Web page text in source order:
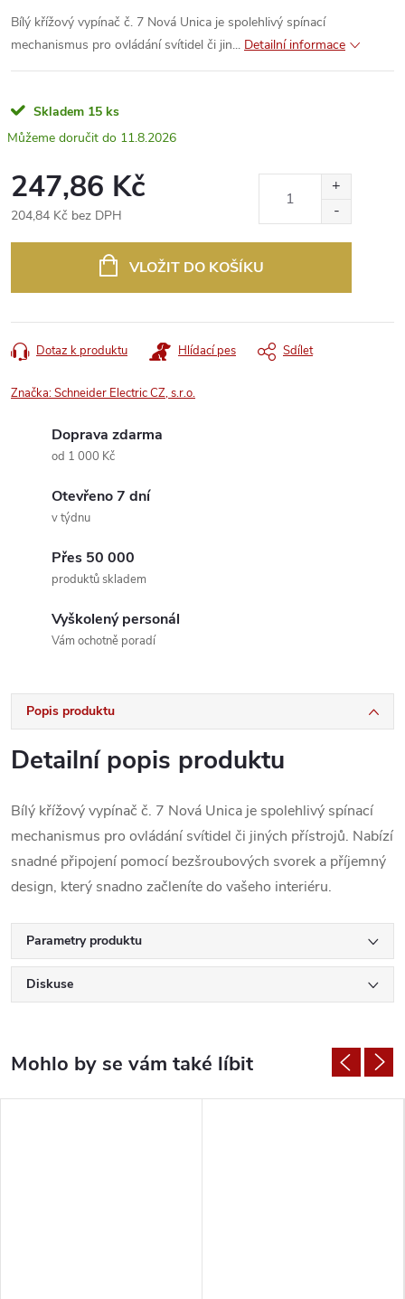
Bílý křížový vypínač č. 7 Nová Unica je spolehlivý spínací
mechanismus pro ovládání svítidel či jin... Detailní informace
Skladem 15 ks
11.8.2026
247,86 Kč
204,84 Kč bez DPH
VLOŽIT DO KOŠÍKU
Dotaz k produktu Hlídací pes Sdílet
Značka:Schneider Electric CZ, s.r.o.
Doprava zdarma
od 1 000 Kč
Otevřeno 7 dní
v týdnu
Přes 50 000
produktů skladem
Vyškolený personál
Vám ochotně poradí
Popis produktu
Detailní popis produktu
Bílý křížový vypínač č. 7 Nová Unica je spolehlivý spínací
mechanismus pro ovládání svítidel či jiných přístrojů. Nabízí
snadné připojení pomocí bezšroubových svorek a příjemný
design, který snadno začleníte do vašeho interiéru.
Parametry produktu
Diskuse